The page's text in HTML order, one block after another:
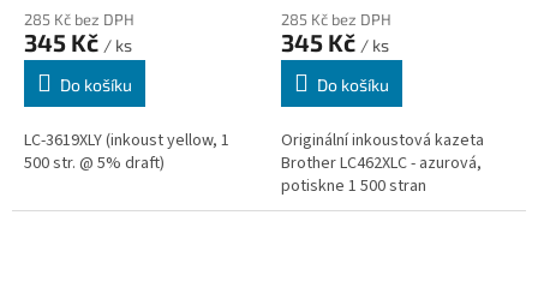
285 Kč bez DPH
345 Kč / ks
Do košíku
LC-3619XLY (inkoust yellow, 1
500 str. @ 5% draft)
285 Kč bez DPH
345 Kč / ks
Do košíku
Originální inkoustová kazeta
Brother LC462XLC - azurová,
potiskne 1 500 stran